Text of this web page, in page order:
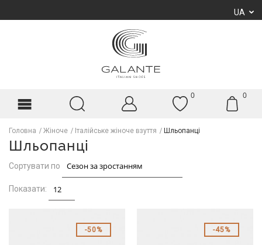
UA
0 0
Головна Жіноче Італійське жіноче взуття Шльопанці
Шльопанці
Сортувати по
Показати:
50% 45%